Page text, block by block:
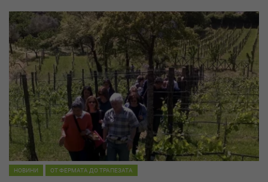
НОВИНИ ОТ ФЕРМАТА ДО ТРАПЕЗАТА